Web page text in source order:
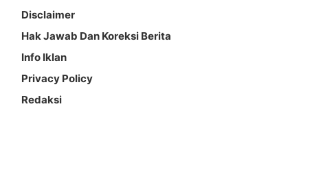
Disclaimer
Hak Jawab Dan Koreksi Berita
Info Iklan
Privacy Policy
Redaksi